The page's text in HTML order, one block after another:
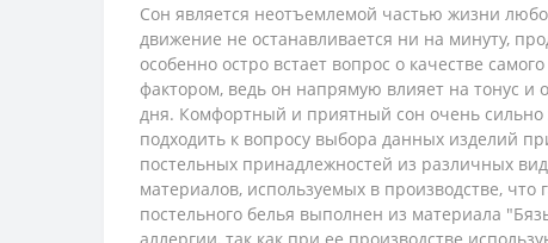
Сон является неотъемлемой частью жизни
движение не останавливается ни на минуту,
особенно остро встает вопрос о качестве
фактором, ведь он напрямую влияет на тонус
дня. Комфортный и приятный сон очень сильно
подходить к вопросу выбора данных изделий
постельных принадлежностей из различных
материалов, используемых в производстве,
постельного белья выполнен из материала